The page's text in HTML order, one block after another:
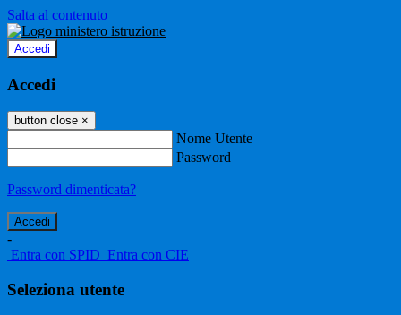
Salta al contenuto
Accedi
Accedi
button close ×
Nome Utente
Password
Password dimenticata?
-
Entra con SPID Entra con CIE
Seleziona utente